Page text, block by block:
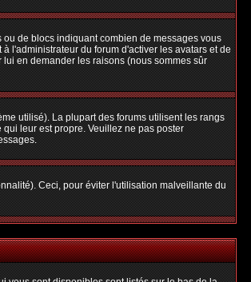
de blocs indiquant combien de messages vous
l'administrateur du forum d'activer les avatars et de
en demander les raisons (nous sommes sûr
utilisé). La plupart des forums utilisent les rangs
leur est propre. Veuillez ne pas poster
Ceci, pour éviter l'utilisation malveillante du